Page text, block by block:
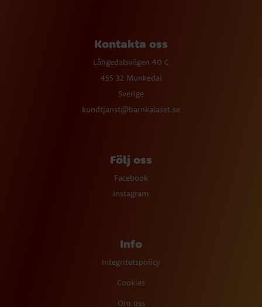
Kontakta oss
Långedalsvägen 40 C
455 32 Munkedal
Sverige
kundtjanst@barnkalaset.se
Följ oss
Facebook
Instagram
Info
Integritetspolicy
Cookies
Om oss